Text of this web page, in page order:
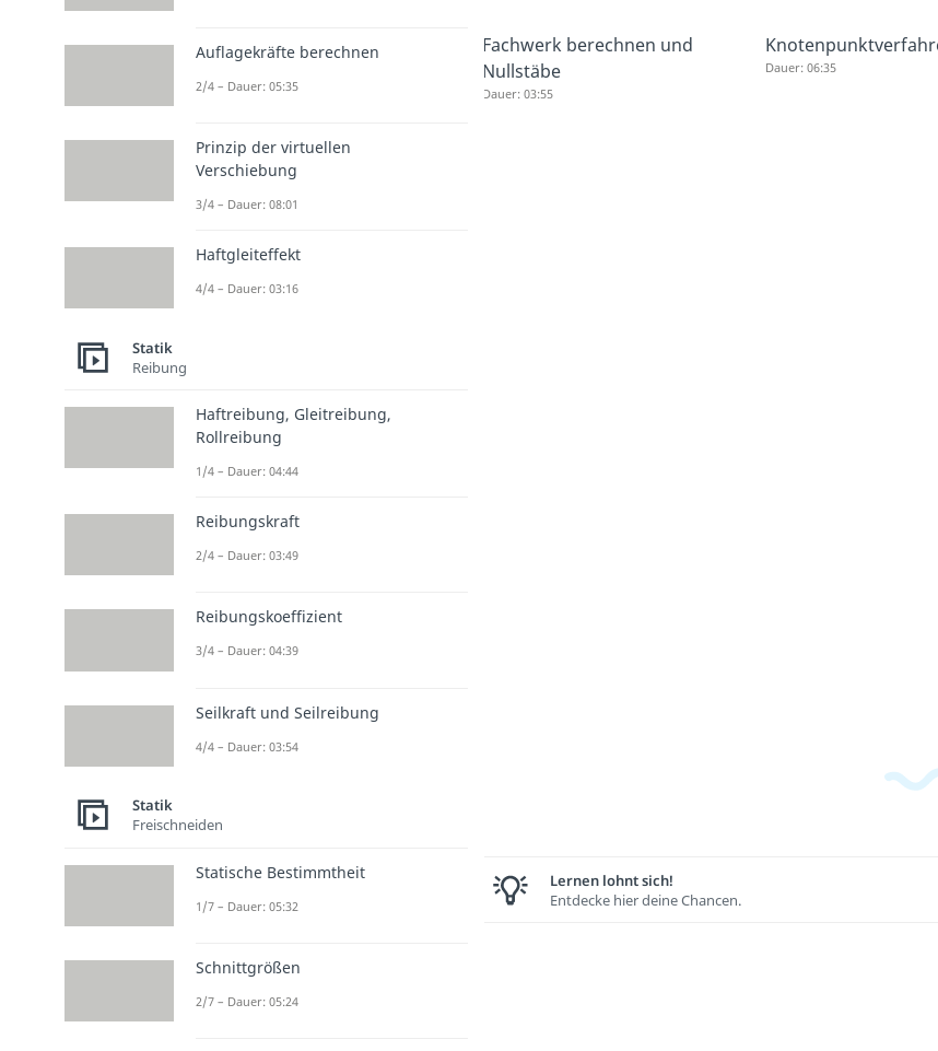
Fachwerk berechnen und
Nullstäbe
Dauer: 03:55
Dauer: 06:35
Lernen lohnt sich!
Entdecke hier deine Chancen.
Auflagekräfte berechnen
2/4 – Dauer: 05:35
Prinzip der virtuellen
Verschiebung
3/4 – Dauer: 08:01
Haftgleiteffekt
4/4 – Dauer: 03:16
Statik
Reibung
Haftreibung, Gleitreibung,
Rollreibung
1/4 – Dauer: 04:44
Reibungskraft
2/4 – Dauer: 03:49
Reibungskoeffizient
3/4 – Dauer: 04:39
Seilkraft und Seilreibung
4/4 – Dauer: 03:54
Statik
Freischneiden
Statische Bestimmtheit
1/7 – Dauer: 05:32
Schnittgrößen
2/7 – Dauer: 05:24